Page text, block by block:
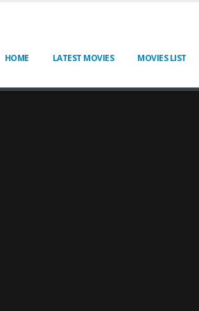
HOME LATEST MOVIES MOVIES LIST